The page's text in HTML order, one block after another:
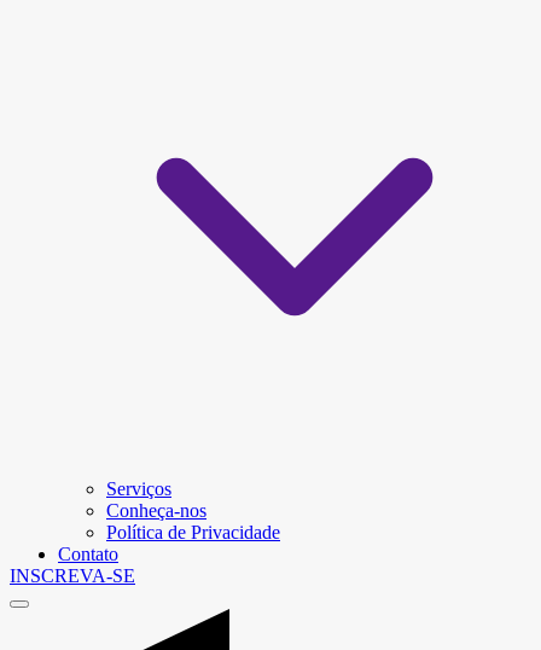
Serviços
Conheça-nos
Política de Privacidade
Contato
INSCREVA-SE